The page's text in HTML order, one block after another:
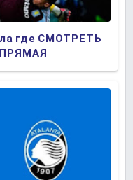
где СМОТРЕТЬ